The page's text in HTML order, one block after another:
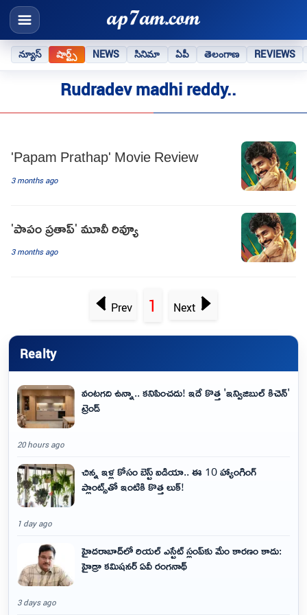
న్యూస్ షార్ట్స్ NEWS సినిమా ఏపీ తెలంగాణ REVIEWS
Rudradev madhi reddy..
'Papam Prathap' Movie Review
3 months ago
'పాపం ప్రతాప్‌' మూవీ రివ్యూ
3 months ago
Prev 1 Next
Realty
వంటగది ఉన్నా.. కనిపించదు! ఇదే కొత్త 'ఇన్విజిబుల్ కిచెన్'
ట్రెండ్
20 hours ago
చిన్న ఇళ్ల కోసం బెస్ట్ ఐడియా.. ఈ 10 హ్యాంగింగ్
ప్లాంట్స్‌తో ఇంటికి కొత్త లుక్!
1 day ago
హైదరాబాద్‌లో రియల్ ఎస్టేట్ స్లంప్‌కు మేం కారణం కాదు:
హైడ్రా కమిషనర్ ఏవీ రంగనాథ్
3 days ago